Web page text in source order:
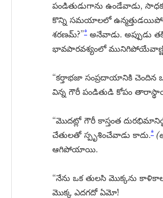
పండితుడుగాను ఉండేవాడు,
కొన్ని సమయాలలో
శరణమ్?”* అనేవాడు. అప్పుడు
భావపారవశ్యంలో
“కర్తాభజా సంప్రదాయానికి చెందిన
విన్న గౌరీ పండితుడి కోపం
“మొదట్లో గౌరీ కాస్తంత
చేతులతో స్పృశించేవాడు కాదు.*
ఆగిపోయాయి.
“నేను ఒక తులసి మొక్కను
మొక్క ఎదగదో ఏమో!